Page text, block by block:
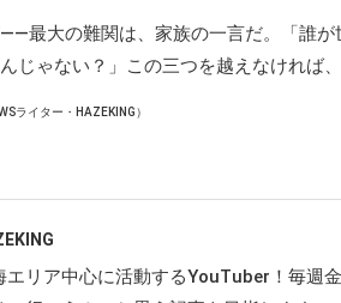
最大の難関は、家族の一言だ。「誰が
じゃない？」この三つを越えなければ
ライター・HAZEKING）
エリア中心に活動するYouTuber！毎週